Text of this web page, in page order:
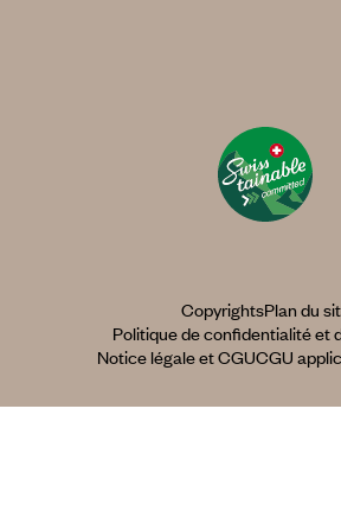
CopyrightsPlan du
Politique de confidentialité et
Notice légale et CGUCGU